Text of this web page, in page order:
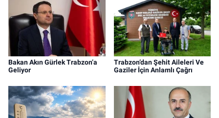
Bakan Akın Gürlek Trabzon’a
Geliyor
Trabzon’dan Şehit Aileleri Ve
Gaziler İçin Anlamlı Çağrı